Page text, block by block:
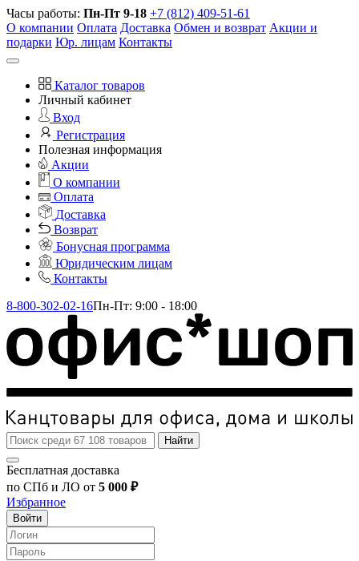
Часы работы: Пн-Пт 9-18 +7 (812) 409-51-61
О компании Оплата Доставка Обмен и возврат Акции и
подарки Юр. лицам Контакты
Каталог товаров
Личный кабинет
Вход
Регистрация
Полезная информация
Акции
О компании
Оплата
Доставка
Возврат
Бонусная программа
Юридическим лицам
Контакты
8-800-302-02-16Пн-Пт: 9:00 - 18:00
Найти
Бесплатная доставка
по СПб и ЛО от 5 000 ₽
Избранное
Войти